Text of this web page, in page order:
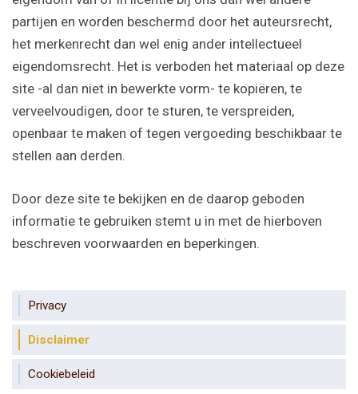
partijen en worden beschermd door het auteursrecht,
het merkenrecht dan wel enig ander intellectueel
eigendomsrecht. Het is verboden het materiaal op deze
site -al dan niet in bewerkte vorm- te kopiëren, te
verveelvoudigen, door te sturen, te verspreiden,
openbaar te maken of tegen vergoeding beschikbaar te
stellen aan derden.
Door deze site te bekijken en de daarop geboden
informatie te gebruiken stemt u in met de hierboven
beschreven voorwaarden en beperkingen.
Privacy
Disclaimer
Cookiebeleid